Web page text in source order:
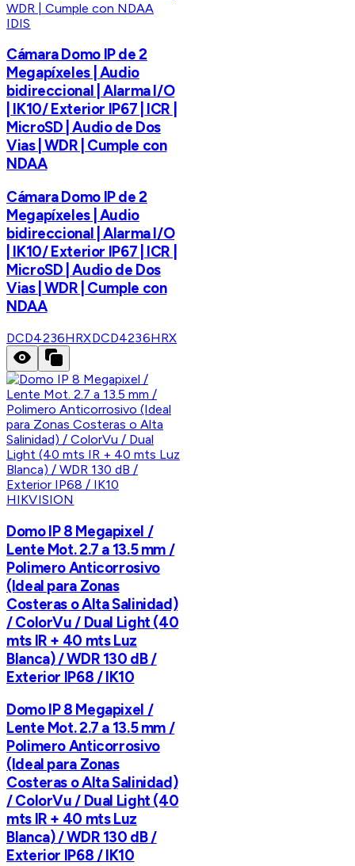
IDIS
Cámara Domo IP de 2
Megapíxeles | Audio
bidireccional | Alarma I/O
| IK10/ Exterior IP67 | ICR |
MicroSD | Audio de Dos
Vias | WDR | Cumple con
NDAA
Cámara Domo IP de 2
Megapíxeles | Audio
bidireccional | Alarma I/O
| IK10/ Exterior IP67 | ICR |
MicroSD | Audio de Dos
Vias | WDR | Cumple con
NDAA
DCD4236HRXDCD4236HRX
HIKVISION
Domo IP 8 Megapixel /
Lente Mot. 2.7 a 13.5 mm /
Polimero Anticorrosivo
(Ideal para Zonas
Costeras o Alta Salinidad)
/ ColorVu / Dual Light (40
mts IR + 40 mts Luz
Blanca) / WDR 130 dB /
Exterior IP68 / IK10
Domo IP 8 Megapixel /
Lente Mot. 2.7 a 13.5 mm /
Polimero Anticorrosivo
(Ideal para Zonas
Costeras o Alta Salinidad)
/ ColorVu / Dual Light (40
mts IR + 40 mts Luz
Blanca) / WDR 130 dB /
Exterior IP68 / IK10